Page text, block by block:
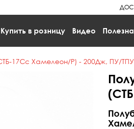
Купить в розницу Видео
17Сс Хамелеон/Р) - 200Дж, ПУ/